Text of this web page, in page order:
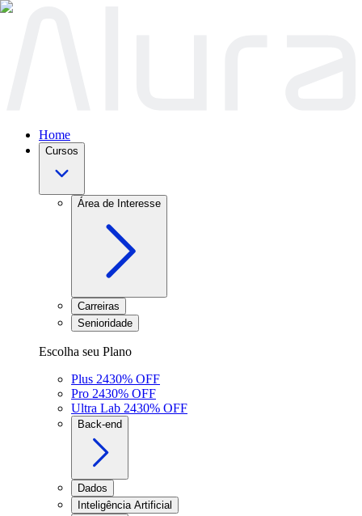
Home
Cursos
Área de Interesse
Carreiras
Senioridade
Escolha seu Plano
Plus 2430% OFF
Pro 2430% OFF
Ultra Lab 2430% OFF
Back-end
Dados
Inteligência Artificial